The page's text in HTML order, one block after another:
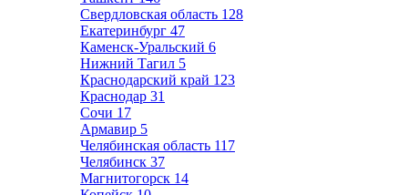
Свердловская область 128
Екатеринбург 47
Каменск-Уральский 6
Нижний Тагил 5
Краснодарский край 123
Краснодар 31
Сочи 17
Армавир 5
Челябинская область 117
Челябинск 37
Магнитогорск 14